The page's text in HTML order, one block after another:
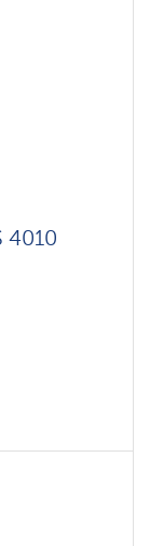
4010